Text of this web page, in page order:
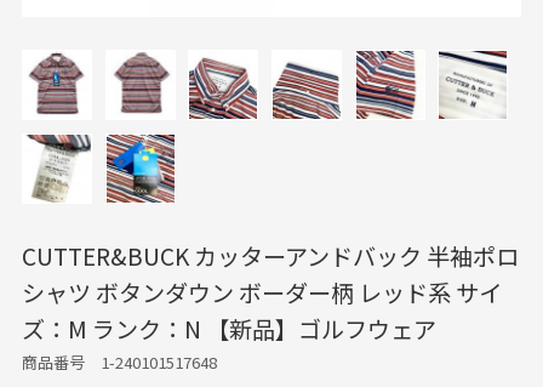
CUTTER&BUCK カッターアンドバック 半袖ポロ
シャツ ボタンダウン ボーダー柄 レッド系 サイ
ズ：M ランク：N 【新品】ゴルフウェア
商品番号 1-240101517648